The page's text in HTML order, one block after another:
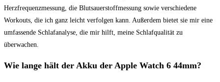
Herzfrequenzmessung, die Blutsauerstoffmessung sowie verschiedene‍
Workouts, die ich ganz leicht verfolgen ⁢kann.‌ Außerdem bietet⁤ sie mir eine
⁤umfassende Schlafanalyse,​ die mir hilft, meine Schlafqualität zu‌
überwachen.
Wie lange hält der Akku der ⁤Apple⁣ Watch 6 44mm?